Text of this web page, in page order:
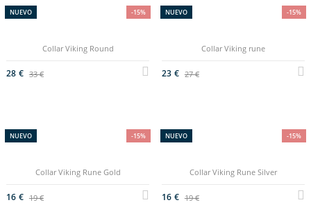
-15%
NUEVO
Collar Viking Round
28 € 33 €
-15%
NUEVO
Collar Viking rune
23 € 27 €
-15%
NUEVO
Collar Viking Rune Gold
16 € 19 €
-15%
NUEVO
Collar Viking Rune Silver
16 € 19 €